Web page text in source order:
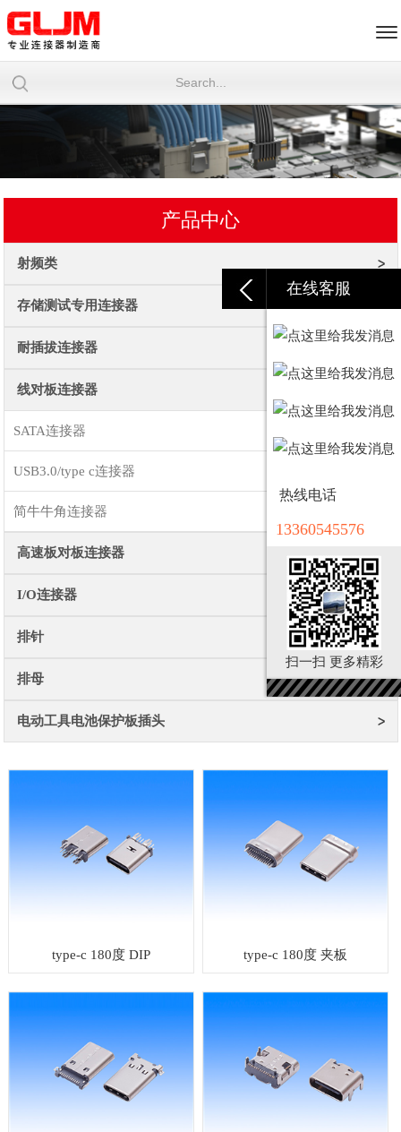
在线客服
热线电话
13360545576
扫一扫 更多精彩
产品中心
射频类
存储测试专用连接器
耐插拔连接器
线对板连接器
SATA连接器
USB3.0/type c连接器
简牛牛角连接器
高速板对板连接器
I/O连接器
排针
排母
电动工具电池保护板插头
type-c 180度 DIP type-c 180度 夹板